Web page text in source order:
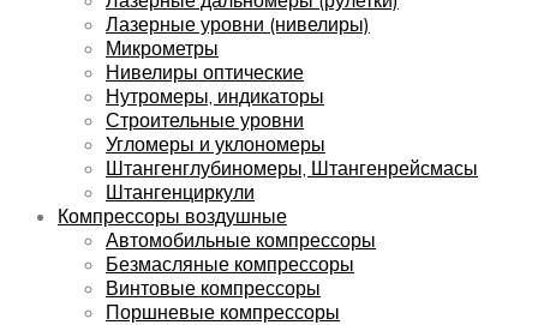
Лазерные уровни (нивелиры)
Микрометры
Нивелиры оптические
Нутромеры, индикаторы
Строительные уровни
Угломеры и уклономеры
Штангенглубиномеры, Штангенрейсмасы
Штангенциркули
Компрессоры воздушные
Автомобильные компрессоры
Безмасляные компрессоры
Винтовые компрессоры
Поршневые компрессоры